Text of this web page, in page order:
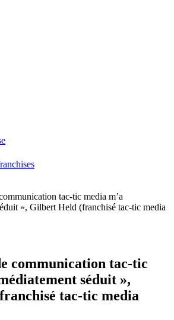
tac-tic media m’a
», Gilbert Held (franchisé tac-tic media
communication tac-tic
séduit »,
tac-tic media